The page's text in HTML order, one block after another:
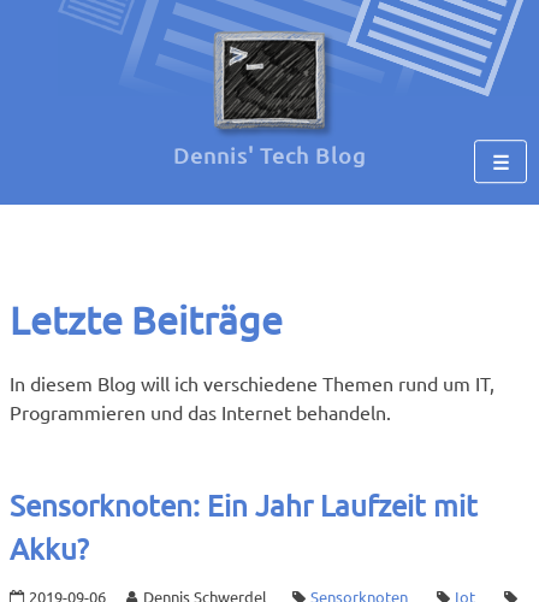
Dennis' Tech Blog ☰
Letzte Beiträge
In diesem Blog will ich verschiedene Themen rund um IT,
Programmieren und das Internet behandeln.
Sensorknoten: Ein Jahr Laufzeit mit
Akku?
2019-09-06 Dennis Schwerdel Sensorknoten
Iot